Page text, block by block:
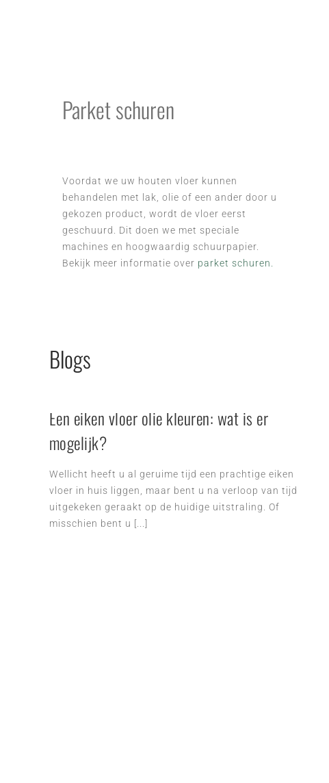
Parket schuren
Voordat we uw houten vloer kunnen
behandelen met lak, olie of een ander door u
gekozen product, wordt de vloer eerst
geschuurd. Dit doen we met speciale
machines en hoogwaardig schuurpapier.
Bekijk meer informatie over parket schuren.
Blogs
Een eiken vloer olie kleuren: wat is er
mogelijk?
Wellicht heeft u al geruime tijd een prachtige eiken
vloer in huis liggen, maar bent u na verloop van tijd
uitgekeken geraakt op de huidige uitstraling. Of
misschien bent u [...]